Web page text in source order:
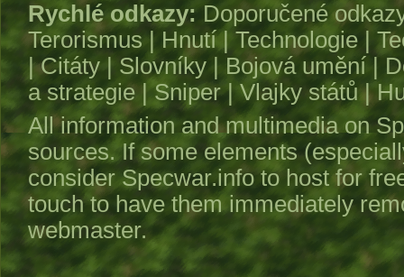
Rychlé odkazy: Doporučené
Terorismus | Hnutí| Technologie
|Citáty Slovníky Bojová umění
a strategie |Sniper|Vlajky států|
All information and multimedia on
sources. If some elements
considerSpecwar.infoto host for
touch to have them immediately
webmaster.